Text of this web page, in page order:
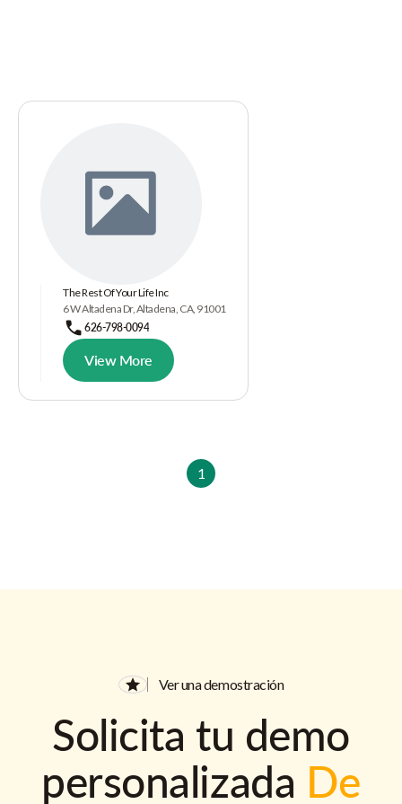
The Rest Of Your Life Inc
6 W Altadena Dr, Altadena, CA, 91001
626-798-0094
View More
1
Ver una demostración
Solicita tu demo
personalizada De